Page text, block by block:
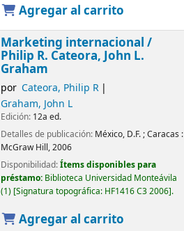
Agregar al carrito
Marketing internacional /
Philip R. Cateora, John L.
Graham
por Cateora, Philip R
Graham, John L
Edición: 12a ed.
Detalles de publicación: México, D.F. ; Caracas :
McGraw Hill,2006
Disponibilidad:Ítems disponibles para
préstamo: Biblioteca Universidad Monteávila
(1) Signatura topográfica: HF1416 C3 2006 .
Agregar al carrito